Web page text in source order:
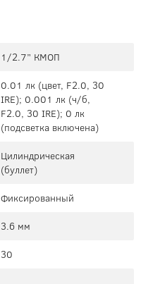
1/2.7” КМОП
0.01 лк (цвет, F2.0, 30
IRE); 0.001 лк (ч/б,
F2.0, 30 IRE); 0 лк
(подсветка включена)
Цилиндрическая
(буллет)
Фиксированный
3.6 мм
30